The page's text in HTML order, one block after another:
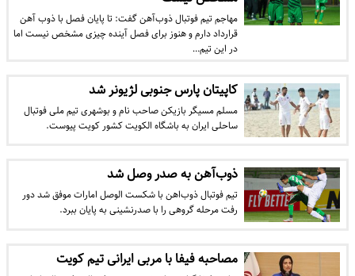
مهاجم تیم فوتبال ذوب‌آهن گفت: تا پایان فصل با ذوب آهن
قرارداد دارم و هنوز برای فصل آینده چیزی مشخص نیست اما
در این تیم…
کاپیتان پارس جنوبی لژیونر شد
مسلم مسیگر بازیکن صاحب نام و بوشهری تیم ملی فوتبال
ساحلی ایران به باشگاه الکویت کشور کویت پیوست.
ذوب‌آهن به صدر وصل شد
تیم فوتبال ذوب‌اهن با شکست الوصل امارات موفق شد دور
رفت مرحله گروهی را با صدرنشینی به پایان ببرد.
مصاحبه فیفا با مربی ایرانی تیم کویت